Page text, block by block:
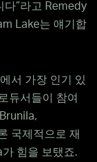
다”라고 Remedy
Lake는 얘기합
서 가장 인기 있
듀서들이 참여
국제적으로 재
힘을 보탰죠.